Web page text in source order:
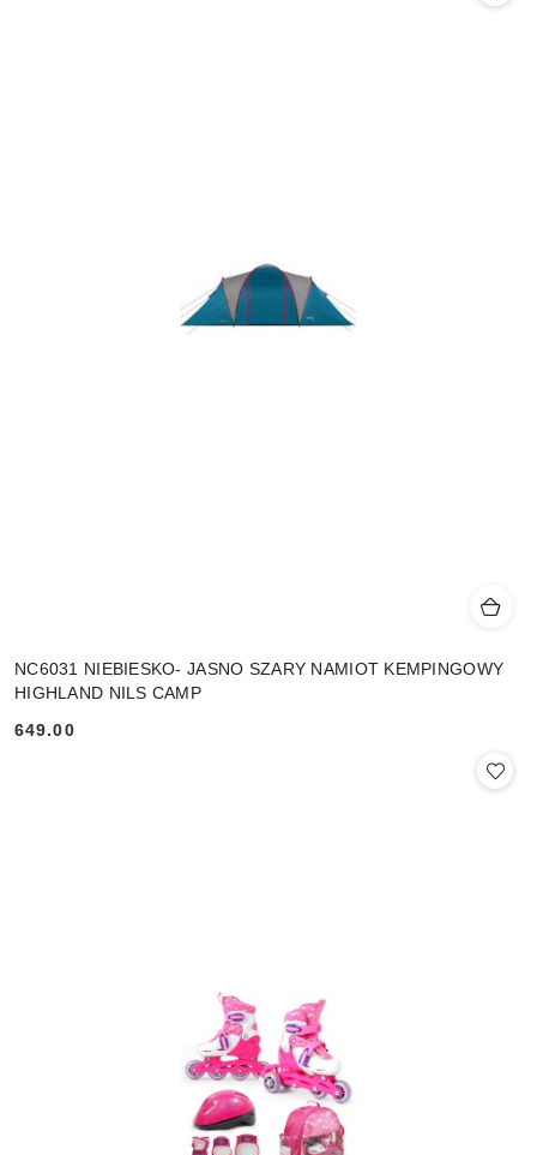
NC6031 NIEBIESKO- JASNO SZARY NAMIOT KEMPINGOWY
HIGHLAND NILS CAMP
Cena:
649.00